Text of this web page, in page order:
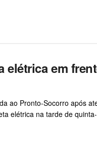
em
ao Pronto-Socorro após
elétrica na tarde de